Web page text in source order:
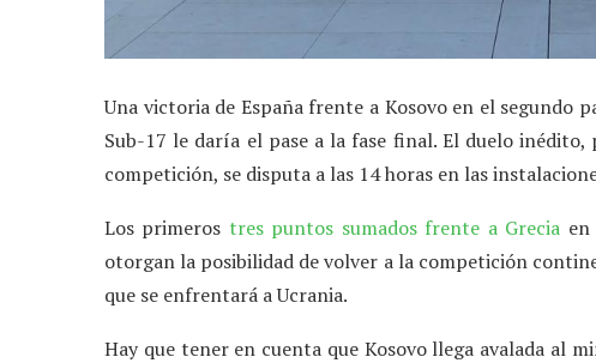
Una victoria de España frente a Kosovo en el segundo
Sub-17 le daría el pase a la fase final. El duelo
competición, se disputa a las 14 horas en las
Los primeros tres puntos sumados frente a Grecia
otorgan la posibilidad de volver a la competición
que se enfrentará a Ucrania.
Hay que tener en cuenta que Kosovo llega avalada al